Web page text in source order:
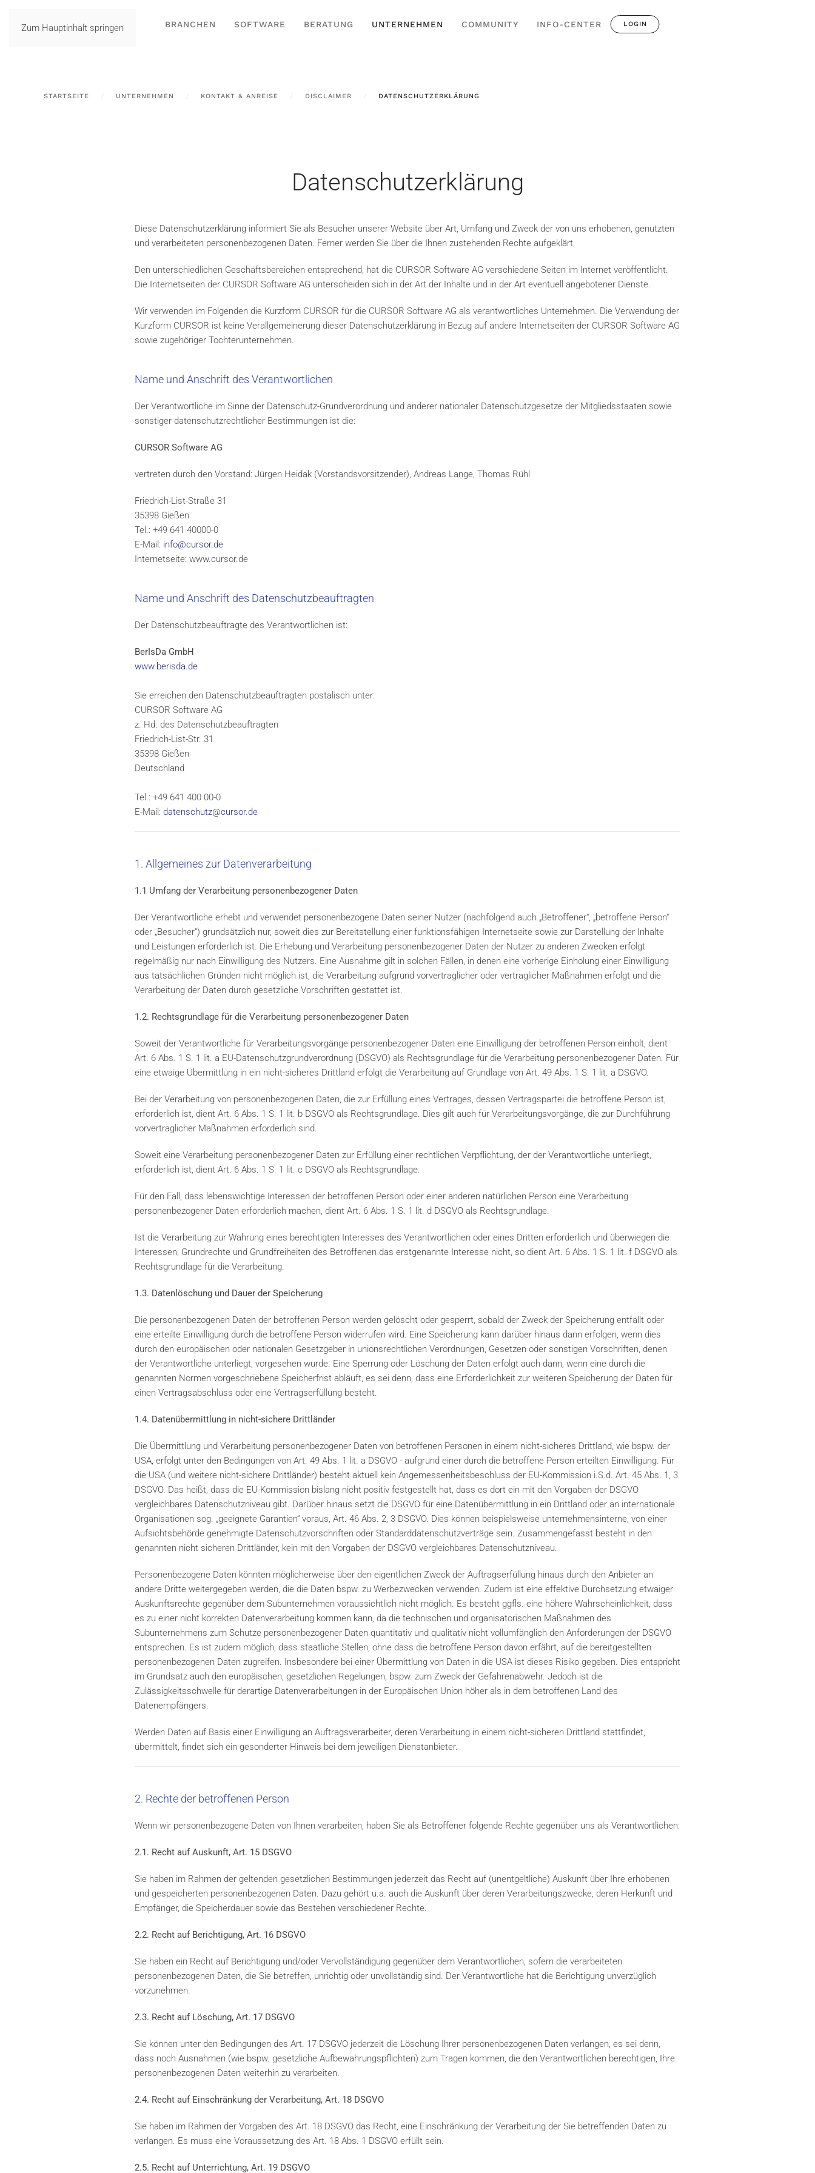
Zum Hauptinhalt springen BRANCHEN SOFTWARE BERATUNG UNTERNEHMEN COMMUNITY INFO-CENTER LOGIN
STARTSEITE UNTERNEHMEN KONTAKT & ANREISE DISCLAIMER DATENSCHUTZERKLÄRUNG
Datenschutzerklärung
Diese Datenschutzerklärung informiert Sie als Besucher unserer Website über Art, Umfang und Zweck der von uns erhobenen, genutzten
und verarbeiteten personenbezogenen Daten. Ferner werden Sie über die Ihnen zustehenden Rechte aufgeklärt.
Den unterschiedlichen Geschäftsbereichen entsprechend, hat die CURSOR Software AG verschiedene Seiten im Internet veröffentlicht.
Die Internetseiten der CURSOR Software AG unterscheiden sich in der Art der Inhalte und in der Art eventuell angebotener Dienste.
Wir verwenden im Folgenden die Kurzform CURSOR für die CURSOR Software AG als verantwortliches Unternehmen. Die Verwendung der
Kurzform CURSOR ist keine Verallgemeinerung dieser Datenschutzerklärung in Bezug auf andere Internetseiten der CURSOR Software AG
sowie zugehöriger Tochterunternehmen.
Name und Anschrift des Verantwortlichen
Der Verantwortliche im Sinne der Datenschutz-Grundverordnung und anderer nationaler Datenschutzgesetze der Mitgliedsstaaten sowie
sonstiger datenschutzrechtlicher Bestimmungen ist die:
CURSOR Software AG
vertreten durch den Vorstand: Jürgen Heidak (Vorstandsvorsitzender), Andreas Lange, Thomas Rühl
Friedrich-List-Straße 31
35398 Gießen
Tel.: +49 641 40000-0
E-Mail: info@cursor.de
Internetseite: www.cursor.de
Name und Anschrift des Datenschutzbeauftragten
Der Datenschutzbeauftragte des Verantwortlichen ist:
BerIsDa GmbH
www.berisda.de
Sie erreichen den Datenschutzbeauftragten postalisch unter:
CURSOR Software AG
z. Hd. des Datenschutzbeauftragten
Friedrich-List-Str. 31
35398 Gießen
Deutschland
Tel.: +49 641 400 00-0
E-Mail: datenschutz@cursor.de
1. Allgemeines zur Datenverarbeitung
1.1 Umfang der Verarbeitung personenbezogener Daten
Der Verantwortliche erhebt und verwendet personenbezogene Daten seiner Nutzer (nachfolgend auch „Betroffener“, „betroffene Person“
oder „Besucher“) grundsätzlich nur, soweit dies zur Bereitstellung einer funktionsfähigen Internetseite sowie zur Darstellung der Inhalte
und Leistungen erforderlich ist. Die Erhebung und Verarbeitung personenbezogener Daten der Nutzer zu anderen Zwecken erfolgt
regelmäßig nur nach Einwilligung des Nutzers. Eine Ausnahme gilt in solchen Fällen, in denen eine vorherige Einholung einer Einwilligung
aus tatsächlichen Gründen nicht möglich ist, die Verarbeitung aufgrund vorvertraglicher oder vertraglicher Maßnahmen erfolgt und die
Verarbeitung der Daten durch gesetzliche Vorschriften gestattet ist.
1.2. Rechtsgrundlage für die Verarbeitung personenbezogener Daten
Soweit der Verantwortliche für Verarbeitungsvorgänge personenbezogener Daten eine Einwilligung der betroffenen Person einholt, dient
Art. 6 Abs. 1 S. 1 lit. a EU-Datenschutzgrundverordnung (DSGVO) als Rechtsgrundlage für die Verarbeitung personenbezogener Daten. Für
eine etwaige Übermittlung in ein nicht-sicheres Drittland erfolgt die Verarbeitung auf Grundlage von Art. 49 Abs. 1 S. 1 lit. a DSGVO.
Bei der Verarbeitung von personenbezogenen Daten, die zur Erfüllung eines Vertrages, dessen Vertragspartei die betroffene Person ist,
erforderlich ist, dient Art. 6 Abs. 1 S. 1 lit. b DSGVO als Rechtsgrundlage. Dies gilt auch für Verarbeitungsvorgänge, die zur Durchführung
vorvertraglicher Maßnahmen erforderlich sind.
Soweit eine Verarbeitung personenbezogener Daten zur Erfüllung einer rechtlichen Verpflichtung, der der Verantwortliche unterliegt,
erforderlich ist, dient Art. 6 Abs. 1 S. 1 lit. c DSGVO als Rechtsgrundlage.
Für den Fall, dass lebenswichtige Interessen der betroffenen Person oder einer anderen natürlichen Person eine Verarbeitung
personenbezogener Daten erforderlich machen, dient Art. 6 Abs. 1 S. 1 lit. d DSGVO als Rechtsgrundlage.
Ist die Verarbeitung zur Wahrung eines berechtigten Interesses des Verantwortlichen oder eines Dritten erforderlich und überwiegen die
Interessen, Grundrechte und Grundfreiheiten des Betroffenen das erstgenannte Interesse nicht, so dient Art. 6 Abs. 1 S. 1 lit. f DSGVO als
Rechtsgrundlage für die Verarbeitung.
1.3. Datenlöschung und Dauer der Speicherung
Die personenbezogenen Daten der betroffenen Person werden gelöscht oder gesperrt, sobald der Zweck der Speicherung entfällt oder
eine erteilte Einwilligung durch die betroffene Person widerrufen wird. Eine Speicherung kann darüber hinaus dann erfolgen, wenn dies
durch den europäischen oder nationalen Gesetzgeber in unionsrechtlichen Verordnungen, Gesetzen oder sonstigen Vorschriften, denen
der Verantwortliche unterliegt, vorgesehen wurde. Eine Sperrung oder Löschung der Daten erfolgt auch dann, wenn eine durch die
genannten Normen vorgeschriebene Speicherfrist abläuft, es sei denn, dass eine Erforderlichkeit zur weiteren Speicherung der Daten für
einen Vertragsabschluss oder eine Vertragserfüllung besteht.
1.4. Datenübermittlung in nicht-sichere Drittländer
Die Übermittlung und Verarbeitung personenbezogener Daten von betroffenen Personen in einem nicht-sicheres Drittland, wie bspw. der
USA, erfolgt unter den Bedingungen von Art. 49 Abs. 1 lit. a DSGVO - aufgrund einer durch die betroffene Person erteilten Einwilligung. Für
die USA (und weitere nicht-sichere Drittländer) besteht aktuell kein Angemessenheitsbeschluss der EU-Kommission i.S.d. Art. 45 Abs. 1, 3
DSGVO. Das heißt, dass die EU-Kommission bislang nicht positiv festgestellt hat, dass es dort ein mit den Vorgaben der DSGVO
vergleichbares Datenschutzniveau gibt. Darüber hinaus setzt die DSGVO für eine Datenübermittlung in ein Drittland oder an internationale
Organisationen sog. „geeignete Garantien“ voraus, Art. 46 Abs. 2, 3 DSGVO. Dies können beispielsweise unternehmensinterne, von einer
Aufsichtsbehörde genehmigte Datenschutzvorschriften oder Standarddatenschutzverträge sein. Zusammengefasst besteht in den
genannten nicht sicheren Drittländer, kein mit den Vorgaben der DSGVO vergleichbares Datenschutzniveau.
Personenbezogene Daten könnten möglicherweise über den eigentlichen Zweck der Auftragserfüllung hinaus durch den Anbieter an
andere Dritte weitergegeben werden, die die Daten bspw. zu Werbezwecken verwenden. Zudem ist eine effektive Durchsetzung etwaiger
Auskunftsrechte gegenüber dem Subunternehmen voraussichtlich nicht möglich. Es besteht ggfls. eine höhere Wahrscheinlichkeit, dass
es zu einer nicht korrekten Datenverarbeitung kommen kann, da die technischen und organisatorischen Maßnahmen des
Subunternehmens zum Schutze personenbezogener Daten quantitativ und qualitativ nicht vollumfänglich den Anforderungen der DSGVO
entsprechen. Es ist zudem möglich, dass staatliche Stellen, ohne dass die betroffene Person davon erfährt, auf die bereitgestellten
personenbezogenen Daten zugreifen. Insbesondere bei einer Übermittlung von Daten in die USA ist dieses Risiko gegeben. Dies entspricht
im Grundsatz auch den europäischen, gesetzlichen Regelungen, bspw. zum Zweck der Gefahrenabwehr. Jedoch ist die
Zulässigkeitsschwelle für derartige Datenverarbeitungen in der Europäischen Union höher als in dem betroffenen Land des
Datenempfängers.
Werden Daten auf Basis einer Einwilligung an Auftragsverarbeiter, deren Verarbeitung in einem nicht-sicheren Drittland stattfindet,
übermittelt, findet sich ein gesonderter Hinweis bei dem jeweiligen Dienstanbieter.
2. Rechte der betroffenen Person
Wenn wir personenbezogene Daten von Ihnen verarbeiten, haben Sie als Betroffener folgende Rechte gegenüber uns als Verantwortlichen:
2.1. Recht auf Auskunft, Art. 15 DSGVO
Sie haben im Rahmen der geltenden gesetzlichen Bestimmungen jederzeit das Recht auf (unentgeltliche) Auskunft über Ihre erhobenen
und gespeicherten personenbezogenen Daten. Dazu gehört u.a. auch die Auskunft über deren Verarbeitungszwecke, deren Herkunft und
Empfänger, die Speicherdauer sowie das Bestehen verschiedener Rechte.
2.2. Recht auf Berichtigung, Art. 16 DSGVO
Sie haben ein Recht auf Berichtigung und/oder Vervollständigung gegenüber dem Verantwortlichen, sofern die verarbeiteten
personenbezogenen Daten, die Sie betreffen, unrichtig oder unvollständig sind. Der Verantwortliche hat die Berichtigung unverzüglich
vorzunehmen.
2.3. Recht auf Löschung, Art. 17 DSGVO
Sie können unter den Bedingungen des Art. 17 DSGVO jederzeit die Löschung Ihrer personenbezogenen Daten verlangen, es sei denn,
dass noch Ausnahmen (wie bspw. gesetzliche Aufbewahrungspflichten) zum Tragen kommen, die den Verantwortlichen berechtigen, Ihre
personenbezogenen Daten weiterhin zu verarbeiten.
2.4. Recht auf Einschränkung der Verarbeitung, Art. 18 DSGVO
Sie haben im Rahmen der Vorgaben des Art. 18 DSGVO das Recht, eine Einschränkung der Verarbeitung der Sie betreffenden Daten zu
verlangen. Es muss eine Voraussetzung des Art. 18 Abs. 1 DSGVO erfüllt sein.
2.5. Recht auf Unterrichtung, Art. 19 DSGVO